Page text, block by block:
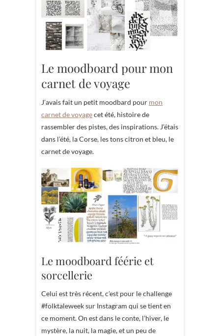
Le moodboard pour mon
carnet de voyage
J’avais fait un petit moodbard pour mon
carnet de voyagecet été, histoire de
rassembler des pistes, des inspirations. J’étais
dans l’été, la Corse, les tons citron et bleu, le
carnet de voyage.
Le moodboard féérie et
sorcellerie
Celui est très récent, c’est pour le challenge
#folktaleweek sur Instagram qui se tient en
ce moment. On est dans le conte, l’hiver, le
mystère, la nuit, la magie, et un peu de